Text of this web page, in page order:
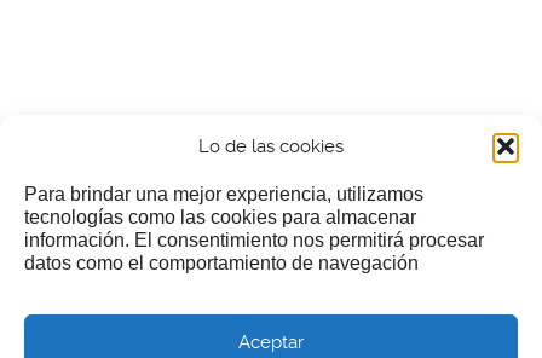
Lo de las cookies
Para brindar una mejor experiencia, utilizamos
tecnologías como las cookies para almacenar
información. El consentimiento nos permitirá procesar
datos como el comportamiento de navegación
Aceptar
¿Nos invitas a un cafecillo?
Si te gusta nuestra web puedes echar limosna a estos